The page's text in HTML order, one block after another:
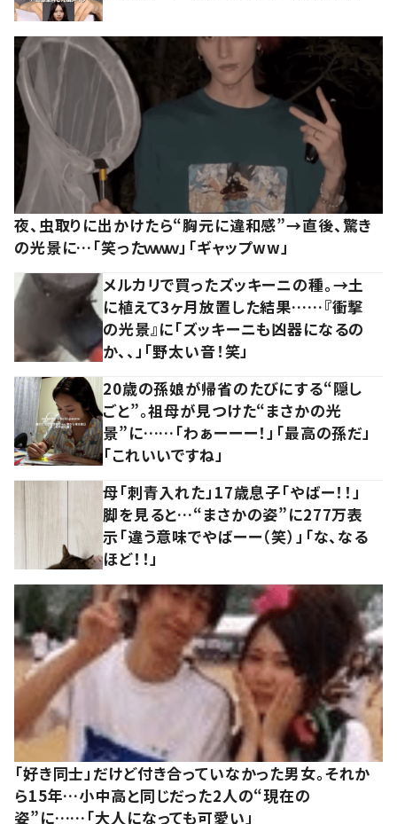
夜、虫取りに出かけたら“胸元に違和感”→直後、驚き
の光景に…「笑ったｗｗｗ」「ギャップww」
メルカリで買ったズッキーニの種。→土
に植えて3ヶ月放置した結果……『衝撃
の光景』に「ズッキーニも凶器になるの
か、、」「野太い音！笑」
20歳の孫娘が帰省のたびにする“隠し
ごと”。祖母が見つけた“まさかの光
景”に……「わぁーーー！」「最高の孫だ」
「これいいですね」
母「刺青入れた」17歳息子「やばー！！」
脚を見ると…“まさかの姿”に277万表
示「違う意味でやばーー（笑）」「な、なる
ほど！！」
「好き同士」だけど付き合っていなかった男女。それか
ら15年…小中高と同じだった2人の“現在の
姿”に……「大人になっても可愛い」